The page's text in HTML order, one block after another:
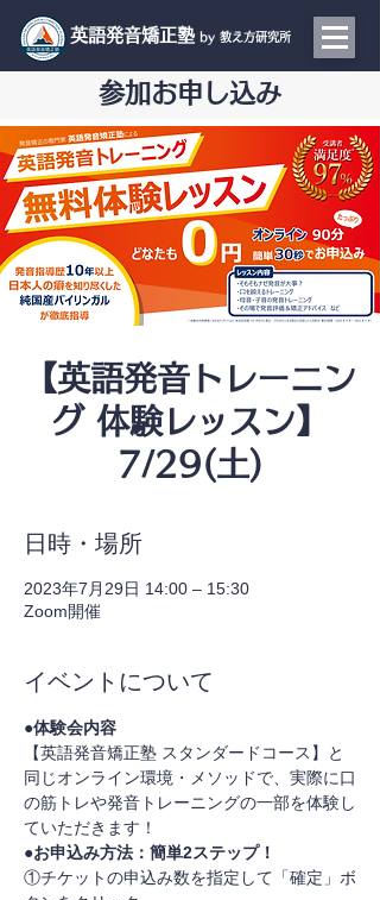
​英語発音矯正塾 by 教え方研究所
参加お申し込み
【英語発音トレーニン
グ 体験レッスン】
7/29(土)
日時・場所
2023年7月29日 14:00 – 15:30
Zoom開催
イベントについて
●体験会内容
【英語発音矯正塾 スタンダードコース】と
同じオンライン環境・メソッドで、実際に口
の筋トレや発音トレーニングの一部を体験し
ていただきます！
●お申込み方法：簡単2ステップ！
①チケットの申込み数を指定して「確定」ボ